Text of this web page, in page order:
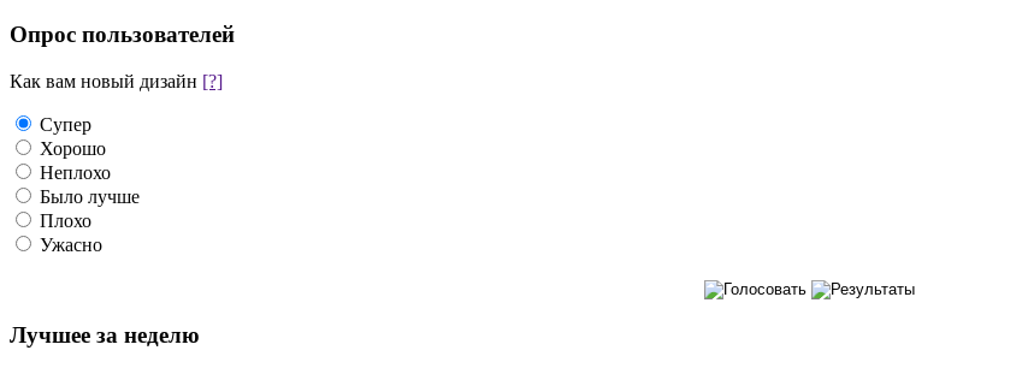
Опрос пользователей
Как вам новый дизайн [?]
Супер
Хорошо
Неплохо
Было лучше
Плохо
Ужасно
Лучшее за неделю